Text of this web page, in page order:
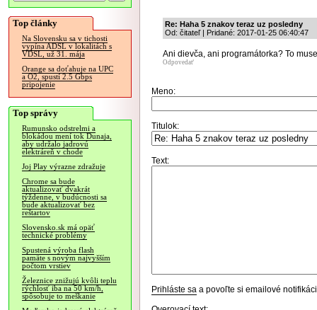
Top články
Na Slovensku sa v tichosti
vypína ADSL v lokalitách s
VDSL, už 31. mája
Orange sa doťahuje na UPC
a O2, spustí 2.5 Gbps
pripojenie
Top správy
Rumunsko odstrelmi a
blokádou mení tok Dunaja,
aby udržalo jadrovú
elektráreň v chode
Joj Play výrazne zdražuje
Chrome sa bude
aktualizovať dvakrát
týždenne, v budúcnosti sa
bude aktualizovať bez
reštartov
Slovensko.sk má opäť
technické problémy
Spustená výroba flash
pamäte s novým najvyšším
počtom vrstiev
Železnice znižujú kvôli teplu
rýchlosť iba na 50 km/h,
spôsobuje to meškanie
Re: Haha 5 znakov teraz uz posledny
Od: čitateľ | Pridané: 2017-01-25 06:40:47
Ani dievča, ani programátorka? To
Odpovedať
Meno:
Titulok:
Text:
Prihláste sa a povoľte si emailové